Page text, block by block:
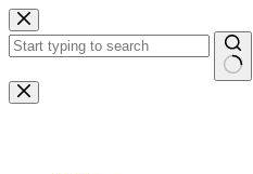
Zum
Inhalt
springen
Keine
Ergebnisse